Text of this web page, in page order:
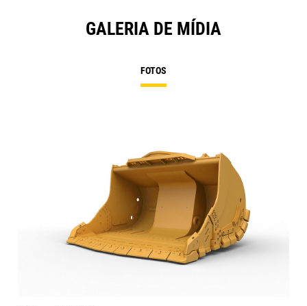
GALERIA DE MÍDIA
FOTOS